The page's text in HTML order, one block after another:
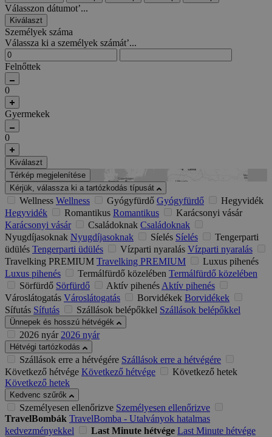
Válasszon dátumot’...
Kiválaszt
Személyek száma
Válassza ki a személyek számát’...
Felnőttek
0
Gyermekek
0
Kiválaszt
Térkép megjelenítése
Kérjük, válassza ki a tartózkodás típusát
Wellness Wellness Gyógyfürdő Gyógyfürdő
Hegyvidék
Hegyvidék
Romantikus Romantikus
Karácsonyi vásár
Karácsonyi vásár
Családoknak Családoknak
Nyugdíjasoknak Nyugdíjasoknak Síelés Síelés
Tengerparti
üdülés Tengerparti üdülés Vízparti nyaralás Vízparti nyaralás
Travelking PREMIUM Travelking PREMIUM
Luxus pihenés
Luxus pihenés
Termálfürdő közelében Termálfürdő közelében
Sörfürdő Sörfürdő Aktív pihenésAktív pihenés
Városlátogatás Városlátogatás Borvidékek Borvidékek
Sífutás Sífutás Szállások belépőkkel Szállások belépőkkel
Ünnepek és hosszú hétvégék
2026 nyár 2026 nyár
Hétvégi tartózkodás
Szállások erre a hétvégére Szállások erre a hétvégére
Következő hétvége Következő hétvége
Következő hetek
Következő hetek
Kedvenc szűrők
Személyesen ellenőrizve Személyesen ellenőrizve
TravelBombák TravelBomba - Utalványok hatalmas
kedvezményekkel
Last Minute hétvége Last Minute hétvége